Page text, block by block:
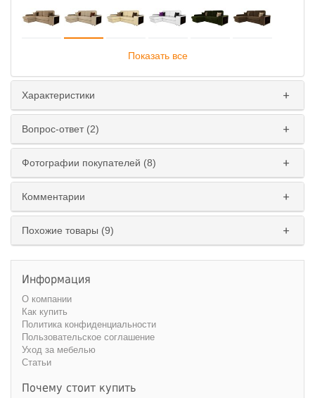
Исполнение:
левое правое
Показать все
Характеристики
Вопрос-ответ (2)
Фотографии покупателей (8)
Комментарии
Похожие товары (9)
Информация
О компании
Как купить
Политика конфиденциальности
Пользовательское соглашение
Уход за мебелью
Статьи
Почему стоит купить